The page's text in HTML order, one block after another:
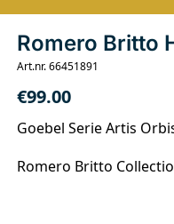
Romero Britto
Art.nr. 66451891
€99.00
Goebel Serie Artis
Romero Britto